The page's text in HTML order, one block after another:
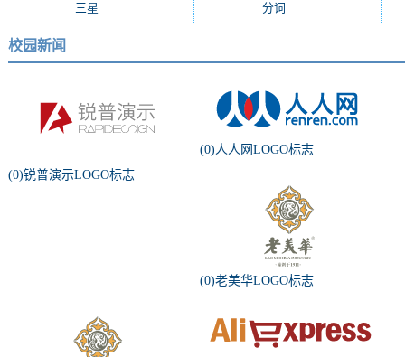
三星 分词
校园新闻
(0)锐普演示LOGO标志
(0)人人网LOGO标志
(0)老美华LOGO标志